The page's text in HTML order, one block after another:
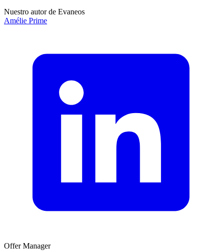
Nuestro autor de Evaneos
Amélie Prime
Offer Manager